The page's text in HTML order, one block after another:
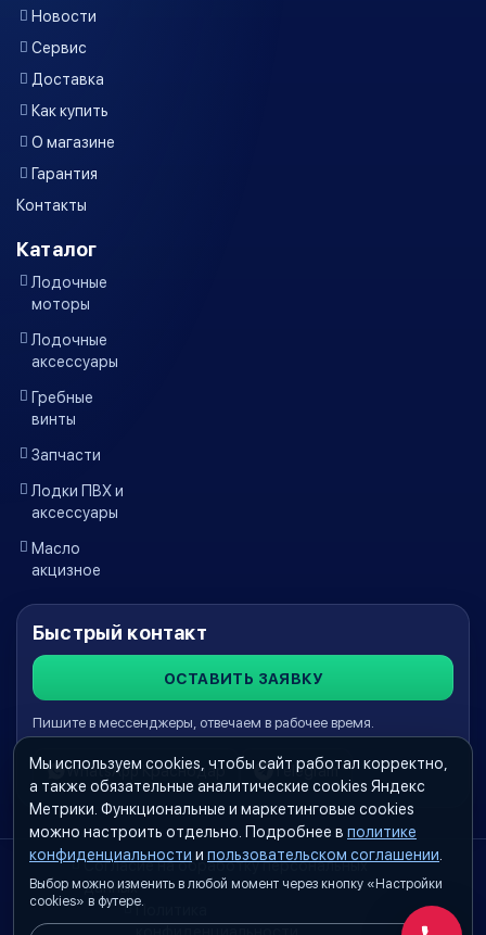
Новости
Сервис
Доставка
Как купить
О магазине
Гарантия
Контакты
Каталог
Лодочные
моторы
Лодочные
аксессуары
Гребные
винты
Запчасти
Лодки ПВХ и
аксессуары
Масло
акцизное
Быстрый контакт
ОСТАВИТЬ ЗАЯВКУ
Пишите в мессенджеры, отвечаем в рабочее время.
WhatsApp Краснодар Telegram
Согласие на обработку персональных
данных
Политика
Мы используем cookies, чтобы сайт работал корректно,
а также обязательные аналитические cookies Яндекс
Метрики. Функциональные и маркетинговые cookies
можно настроить отдельно. Подробнее в политике
конфиденциальности и пользовательском соглашении
Выбор можно изменить в любой момент через кнопку «Настройки
cookies» в футере.